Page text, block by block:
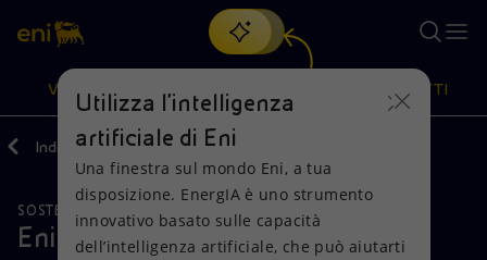
Cerca
scopri EnergIA, la nostra nuova soluzione di intelligenza
artificiale.
VISIONE
Visione
Azioni
PRODOTTI
Prodotti
Indietro Media Comunicati Stampa
SOSTENIBILITÀ
Eni è con l’Italia nella lotta al
Utilizza l'intelligenza
artificiale di Eni
Una finestra sul mondo Eni, a tua
disposizione. EnergIA è uno strumento
innovativo basato sulle capacità
dell’intelligenza artificiale, che può aiutarti